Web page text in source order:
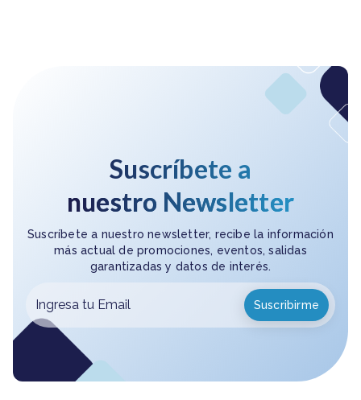
Suscríbete a
nuestro Newsletter
Suscríbete a nuestro newsletter, recibe la información
más actual de promociones, eventos, salidas
garantizadas y datos de interés.